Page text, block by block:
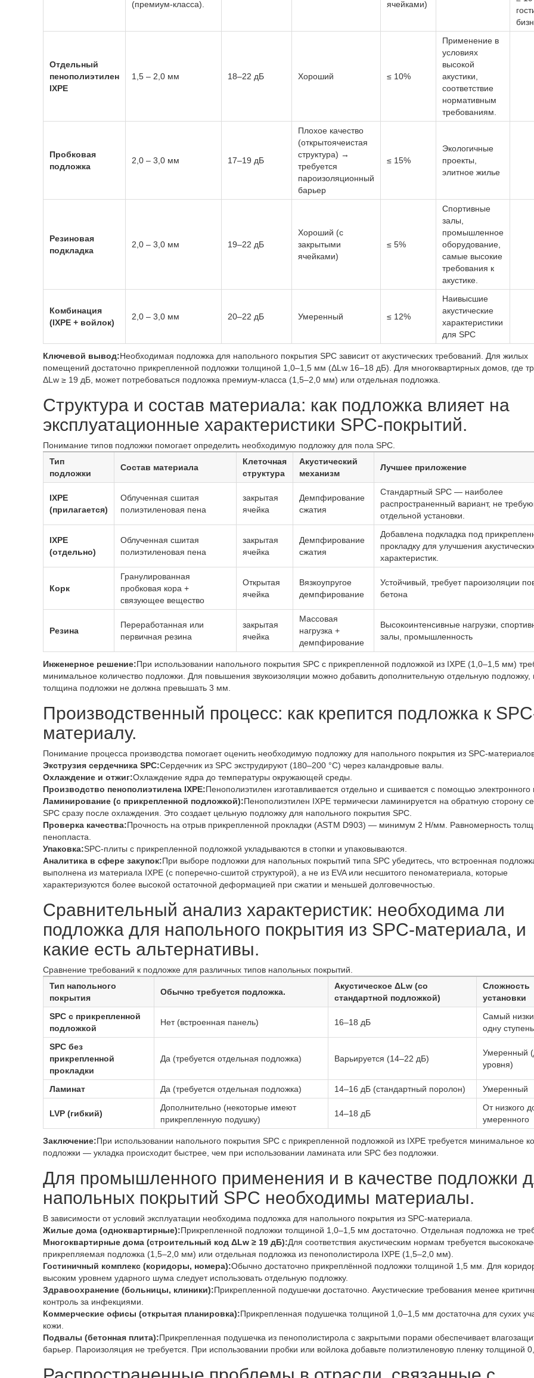
(премиум-класса).
ячейками)
Отдельный
пенополиэтилен
IXPE
1,5 – 2,0 мм 18–22 дБ Хороший ≤ 10%
Применение в
условиях
высокой
акустики,
соответствие
нормативным
требованиям.
Пробковая
подложка
2,0 – 3,0 мм 17–19 дБ
Плохое качество
(открытоячеистая
структура) →
требуется
пароизоляционный
барьер
≤ 15%
Экологичные
проекты,
элитное жилье
Резиновая
подкладка
2,0 – 3,0 мм 19–22 дБ
Хороший (с
закрытыми
ячейками)
≤ 5%
Спортивные
залы,
промышленное
оборудование,
самые высокие
требования к
акустике.
Комбинация
(IXPE + войлок)
2,0 – 3,0 мм 20–22 дБ Умеренный ≤ 12%
Наивысшие
акустические
характеристики
для SPC
Ключевой вывод:Необходимая подложка для напольного покрытия SPC зависит от акустических требований. Для жилых
помещений достаточно прикрепленной подложки толщиной 1,0–1,5 мм (ΔLw 16–18 дБ). Для многоквартирных домов, где
ΔLw ≥ 19 дБ, может потребоваться подложка премиум-класса (1,5–2,0 мм) или отдельная подложка.
Структура и состав материала: как подложка влияет на
эксплуатационные характеристики SPC-покрытий.
Понимание типов подложки помогает определить необходимую подложку для пола SPC.
Тип
подложки
Состав материала
Клеточная
структура
Акустический
механизм
Лучшее приложение
IXPE
(прилагается)
Облученная сшитая
полиэтиленовая пена
закрытая
ячейка
Демпфирование
сжатия
Стандартный SPC — наиболее
распространенный вариант, не
отдельной установки.
IXPE
(отдельно)
Облученная сшитая
полиэтиленовая пена
закрытая
ячейка
Демпфирование
сжатия
Добавлена ​​подкладка под
прокладку для улучшения
характеристик.
Корк
Гранулированная
пробковая кора +
связующее вещество
Открытая
ячейка
Вязкоупругое
демпфирование
Устойчивый, требует пароизоляции
бетона
Резина
Переработанная или
первичная резина
закрытая
ячейка
Массовая
нагрузка +
демпфирование
Высокоинтенсивные нагрузки,
залы, промышленность
Инженерное решение:При использовании напольного покрытия SPC с прикрепленной подложкой из IXPE (1,0–1,5 мм)
минимальное количество подложки. Для повышения звукоизоляции можно добавить дополнительную отдельную
толщина подложки не должна превышать 3 мм.
Производственный процесс: как крепится подложка к
материалу.
Понимание процесса производства помогает оценить необходимую подложку для напольного покрытия из SPC-
Экструзия сердечника SPC:Сердечник из SPC экструдируют (180–200 °C) через каландровые валы.
Охлаждение и отжиг:Охлаждение ядра до температуры окружающей среды.
Производство пенополиэтилена IXPE:Пенополиэтилен изготавливается отдельно и сшивается с помощью электронного
Ламинирование (с прикрепленной подложкой):Пенополиэтилен IXPE термически ламинируется на обратную сторону
SPC сразу после охлаждения. Это создает цельную подложку для напольного покрытия SPC.
Проверка качества:Прочность на отрыв прикрепленной прокладки (ASTM D903) — минимум 2 Н/мм. Равномерность
пенопласта.
Упаковка:SPC-плиты с прикрепленной подложкой укладываются в стопки и упаковываются.
Аналитика в сфере закупок:При выборе подложки для напольных покрытий типа SPC убедитесь, что встроенная
выполнена из материала IXPE (с поперечно-сшитой структурой), а не из EVA или несшитого пеноматериала, которые
характеризуются более высокой остаточной деформацией при сжатии и меньшей долговечностью.
Сравнительный анализ характеристик: необходима ли
подложка для напольного покрытия из SPC-материала, и
какие есть альтернативы.
Сравнение требований к подложке для различных типов напольных покрытий.
Тип напольного
покрытия
Обычно требуется подложка.
Акустическое ΔLw (со
стандартной подложкой)
Сложность
установки
SPC с прикрепленной
подложкой
Нет (встроенная панель) 16–18 дБ
Самый
одну
SPC без
прикрепленной
прокладки
Да (требуется отдельная подложка) Варьируется (14–22 дБ)
Умеренный
уровня)
Ламинат Да (требуется отдельная подложка) 14–16 дБ (стандартный поролон) Умеренный
LVP (гибкий)
Дополнительно (некоторые имеют
прикрепленную подушку)
14–18 дБ
От низкого
умеренного
Заключение:При использовании напольного покрытия SPC с прикрепленной подложкой из IXPE требуется минимальное
подложки — укладка происходит быстрее, чем при использовании ламината или SPC без подложки.
Для промышленного применения и в качестве подложки
напольных покрытий SPC необходимы материалы.
В зависимости от условий эксплуатации необходима подложка для напольного покрытия из SPC-материала.
Жилые дома (одноквартирные):Прикрепленной подложки толщиной 1,0–1,5 мм достаточно. Отдельная подложка не
Многоквартирные дома (строительный код ΔLw ≥ 19 дБ):Для соответствия акустическим нормам требуется
прикрепляемая подложка (1,5–2,0 мм) или отдельная подложка из пенополистирола IXPE (1,5–2,0 мм).
Гостиничный комплекс (коридоры, номера):Обычно достаточно прикреплённой подложки толщиной 1,5 мм. Для
высоким уровнем ударного шума следует использовать отдельную подложку.
Здравоохранение (больницы, клиники):Прикрепленной подушечки достаточно. Акустические требования менее
контроль за инфекциями.
Коммерческие офисы (открытая планировка):Прикрепленная подушечка толщиной 1,0–1,5 мм достаточна для сухих
кожи.
Подвалы (бетонная плита):Прикрепленная подушечка из пенополистирола с закрытыми порами обеспечивает
барьер. Пароизоляция не требуется. При использовании пробки или войлока добавьте полиэтиленовую пленку толщиной